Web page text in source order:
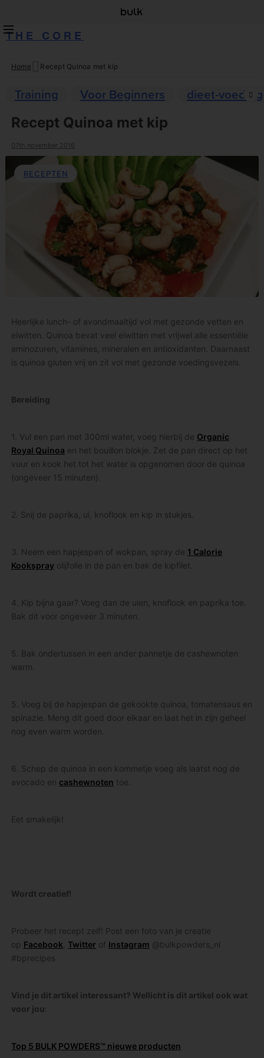
THE CORE
Skip
content
Home Recept Quinoa met kip
Training Voor Beginners
dieet-voeding
Recept Quinoa met kip
07th november 2016
RECEPTEN
Heerlijke lunch- of avondmaaltijd vol met gezonde vetten en
eiwitten. Quinoa bevat veel eiwitten met vrijwel alle essentiële
aminozuren, vitamines, mineralen en antioxidanten. Daarnaast
is quinoa gluten vrij en zit vol met gezonde voedingsvezels.
Bereiding
1. Vul een pan met 300ml water, voeg hierbij de Organic
Royal Quinoa en het bouillon blokje. Zet de pan direct op het
vuur en kook het tot het water is opgenomen door de quinoa
(ongeveer 15 minuten).
2. Snij de paprika, ui, knoflook en kip in stukjes.
3. Neem een hapjespan of wokpan, spray de 1 Calorie
Kookspray olijfolie in de pan en bak de kipfilet.
4. Kip bijna gaar? Voeg dan de uien, knoflook en paprika toe.
Bak dit voor ongeveer 3 minuten.
5. Bak ondertussen in een ander pannetje de cashewnoten
warm.
5. Voeg bij de hapjespan de gekookte quinoa, tomatensaus en
spinazie. Meng dit goed door elkaar en laat het in zijn geheel
nog even warm worden.
6. Schep de quinoa in een kommetje voeg als laatst nog de
avocado en cashewnoten toe.
Eet smakelijk!
Wordt creatief!
Probeer het recept zelf! Post een foto van je creatie
op Facebook Twitter of Instagram @bulkpowders_nl
#bprecipes
Vind je dit artikel interessant? Wellicht is dit artikel ook wat
voor jou:
Top 5 BULK POWDERS™ nieuwe producten